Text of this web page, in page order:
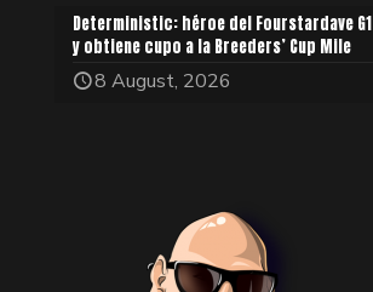
Deterministic: héroe del Fourstardave G1
y obtiene cupo a la Breeders’ Cup Mile
8 August, 2026